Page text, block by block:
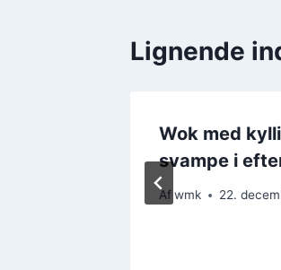
Lignende
Wok med
svampe i
Afwmk 22.